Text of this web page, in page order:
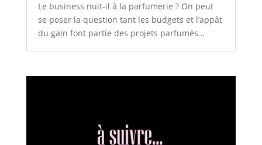
Le business nuit-il à la parfumerie ? On peut
se poser la question tant les budgets et l’appât
du gain font partie des projets parfumés…